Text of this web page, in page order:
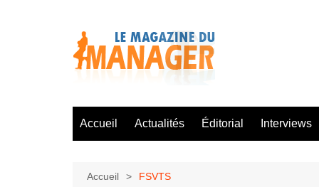
Accueil Actualités Éditorial Interviews
Accueil FSVTS